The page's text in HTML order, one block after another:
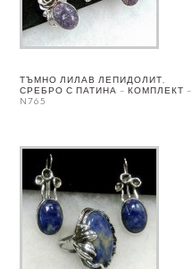
ТЪМНО ЛИЛАВ ЛЕПИДОЛИТ,
СРЕБРО С ПАТИНА – КОМПЛЕКТ –
N765